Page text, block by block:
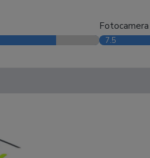
Fotocamera
7.5